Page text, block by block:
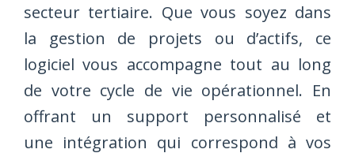
secteur tertiaire. Que vous soyez dans
la gestion de projets ou d’actifs, ce
logiciel vous accompagne tout au long
de votre cycle de vie opérationnel. En
offrant un support personnalisé et
une intégration qui correspond à vos